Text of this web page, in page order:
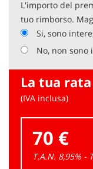
L'importo del
tuo rimborso.
Si, sono
No, non sono
La tua
(IVA inclusa)
70 €
T.A.N. 8,95% -